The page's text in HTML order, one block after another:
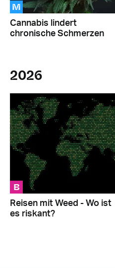
M
Cannabis lindert
chronische Schmerzen
2026
B
Reisen mit Weed - Wo ist
es riskant?